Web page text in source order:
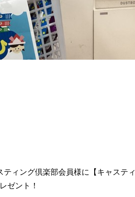
ィング倶楽部会員様に【キャスティ
ゼント！